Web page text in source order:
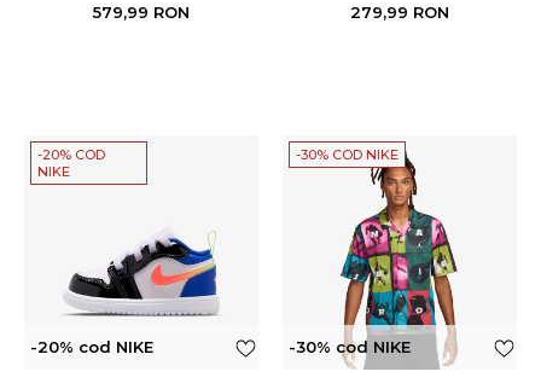
579,99 RON 279,99 RON
-20% COD
NIKE
-20% cod NIKE
-30% COD NIKE
-30% cod NIKE